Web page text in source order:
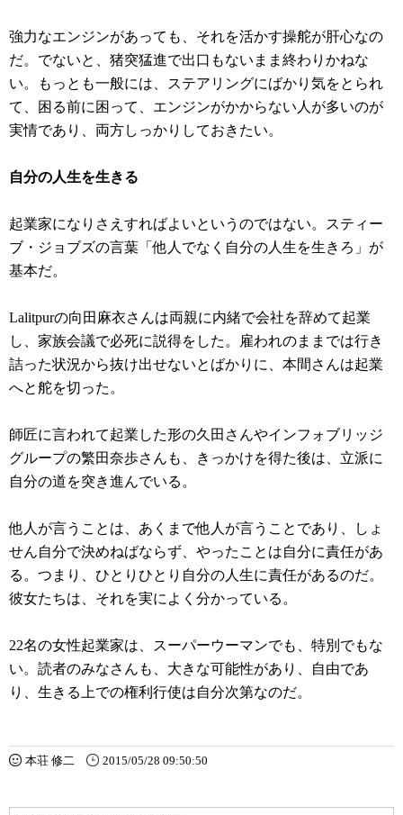
強力なエンジンがあっても、それを活かす操舵が肝心なの
だ。でないと、猪突猛進で出口もないまま終わりかねな
い。もっとも一般には、ステアリングにばかり気をとられ
て、困る前に困って、エンジンがかからない人が多いのが
実情であり、両方しっかりしておきたい。
自分の人生を生きる
起業家になりさえすればよいというのではない。スティー
ブ・ジョブズの言葉「他人でなく自分の人生を生きろ」が
基本だ。
Lalitpurの向田麻衣さんは両親に内緒で会社を辞めて起業
し、家族会議で必死に説得をした。雇われのままでは行き
詰った状況から抜け出せないとばかりに、本間さんは起業
へと舵を切った。
師匠に言われて起業した形の久田さんやインフォブリッジ
グループの繁田奈歩さんも、きっかけを得た後は、立派に
自分の道を突き進んでいる。
他人が言うことは、あくまで他人が言うことであり、しょ
せん自分で決めねばならず、やったことは自分に責任があ
る。つまり、ひとりひとり自分の人生に責任があるのだ。
彼女たちは、それを実によく分かっている。
22名の女性起業家は、スーパーウーマンでも、特別でもな
い。読者のみなさんも、大きな可能性があり、自由であ
り、生きる上での権利行使は自分次第なのだ。
本荘 修二 2015/05/28 09:50:50